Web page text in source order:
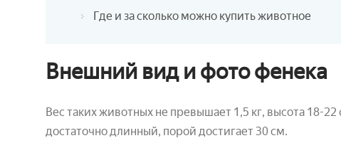
Где и за сколько можно купить животное
Внешний вид и фото фенека
Вес таких животных не превышает 1,5 кг, высота 18-22
достаточно длинный, порой достигает 30 см.